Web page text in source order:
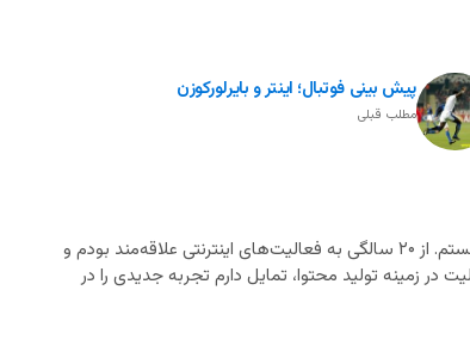
پیش بینی فوتبال؛ اینتر و بایرلورکوزن
مطلب قبلی
متخصص تولید محتوا و مترجم زبان‌های انگلیسی، اسپانیایی و فرانسوی هستم. از ۲۰ سالگی به فعالیت‌های اینترنتی علاقه‌مند بودم و
در زمینه تولید محتوا، تمایل دارم تجربه جدیدی را در